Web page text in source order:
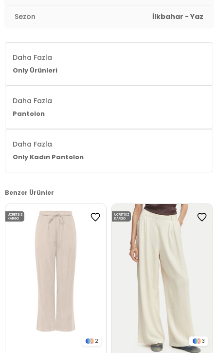
Sezon İlkbahar - Yaz
Daha Fazla
Only Ürünleri
Daha Fazla
Pantolon
Daha Fazla
Only Kadın Pantolon
Benzer Ürünler
2
ÜCRETSIZ
KARGO
3
ÜCRETSIZ
KARGO